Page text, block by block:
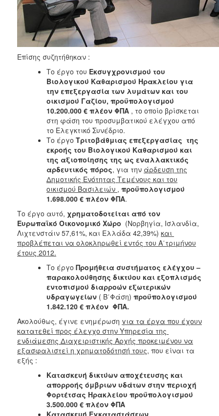
Επίσης συζητήθηκαν :
Το έργο του Εκσυγχρονισμού του
Βιολογικού Καθαρισμού Ηρακλείου για
την επεξεργασία των λυμάτων και του
οικισμού Γαζίου, προϋπολογισμού
10.200.000 € πλέον ΦΠΑ , το οποίο βρίσκεται
στη φάση του προσυμβατικού ελέγχου από
το Ελεγκτικό Συνέδριο.
Το έργο Τριτοβάθμιας επεξεργασίας της
εκροής του Βιολογικού Καθαρισμού και
της αξιοποίησης της ως εναλλακτικός
αρδευτικός πόρος, για την άρδευση της
Δημοτικής Ενότητας Τεμένους και του
οικισμού Βασιλειών , προϋπολογισμού
1.698.000 € πλέον ΦΠΑ.
Το έργο αυτό, χρηματοδοτείται από τον
Ευρωπαϊκό Οικονομικό Χώρο (Νορβηγία, Ισλανδία,
Λιχτενστάιν 57,61%, και Ελλάδα 42,39%) και
προβλέπεται να ολοκληρωθεί εντός του Α΄τριμήνου
έτους 2012.
Το έργο Προμήθεια συστήματος ελέγχου –
παρακολούθησης δικτύου και εξοπλισμός
εντοπισμού διαρροών εξωτερικών
υδραγωγείων ( Β΄Φάση) προϋπολογισμού
1.842.120 € πλέον ΦΠΑ.
Ακολούθως, έγινε ενημέρωση για τα έργα που έχουν
κατατεθεί προς έλεγχο στην Υπηρεσία της
ενδιάμεσης Διαχειριστικής Αρχής προκειμένου να
εξασφαλιστεί η χρηματοδότησή τους, που είναι τα
εξής :
Κατασκευή δικτύων αποχέτευσης και
απορροής όμβριων υδάτων στην περιοχή
Φορτέτσας Ηρακλείου προϋπολογισμού
3.500.000 € πλέον ΦΠΑ
Κατασκευή Εγκαταστάσεων